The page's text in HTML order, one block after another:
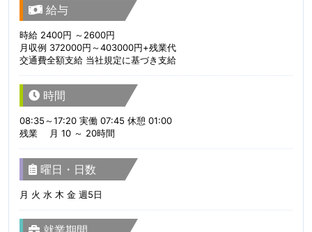
給与
時給 2400円 ～2600円
月収例 372000円～403000円+残業代
交通費全額支給 当社規定に基づき支給
時間
08:35～17:20 実働 07:45 休憩 01:00
残業 月 10 ～ 20時間
曜日・日数
月 火 水 木 金 週5日